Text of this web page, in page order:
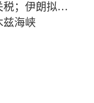
；伊朗拟禁
兹海峡